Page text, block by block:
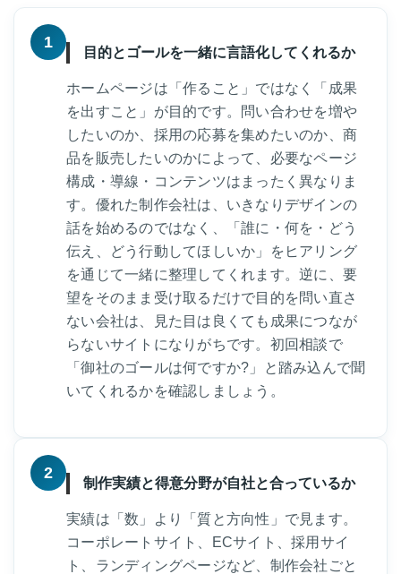
1
目的とゴールを一緒に言語化してくれるか
ホームページは「作ること」ではなく「成果
を出すこと」が目的です。問い合わせを増や
したいのか、採用の応募を集めたいのか、商
品を販売したいのかによって、必要なページ
構成・導線・コンテンツはまったく異なりま
す。優れた制作会社は、いきなりデザインの
話を始めるのではなく、「誰に・何を・どう
伝え、どう行動してほしいか」をヒアリング
を通じて一緒に整理してくれます。逆に、要
望をそのまま受け取るだけで目的を問い直さ
ない会社は、見た目は良くても成果につなが
らないサイトになりがちです。初回相談で
「御社のゴールは何ですか?」と踏み込んで聞
いてくれるかを確認しましょう。
2
制作実績と得意分野が自社と合っているか
実績は「数」より「質と方向性」で見ます。
コーポレートサイト、ECサイト、採用サイ
ト、ランディングページなど、制作会社ごと